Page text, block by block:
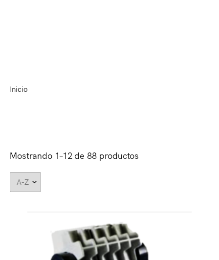
Inicio
Mostrando 1–12 de 88 productos